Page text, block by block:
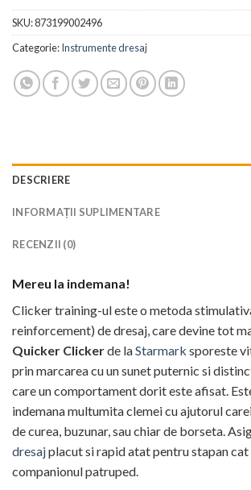
SKU:873199002496
Categorie:Instrumente dresaj
DESCRIERE
INFORMAȚII SUPLIMENTARE
RECENZII (0)
Mereu la indemana!
Clicker training-ul este o metoda
reinforcement) de dresaj, care devine tot
Quicker Clickerde laStarmark sporeste
prin marcarea cu un sunet puternic si
care un comportament dorit este afisat.
indemana multumita clemei cu ajutorul
de curea, buzunar, sau chiar de borseta.
dresajplacut si rapid atat pentru stapan
companionul patruped.